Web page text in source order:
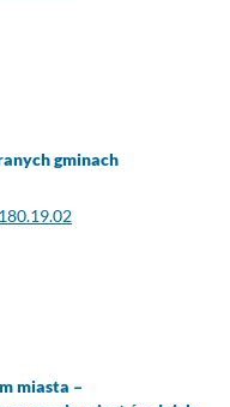
gminach
miasta –